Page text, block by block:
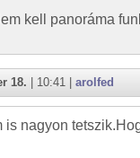
kell panoráma
18. | 10:41 | arolfed
is nagyon